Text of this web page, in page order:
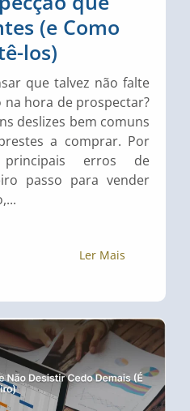
(e Como
los)
que talvez não falte
hora de prospectar?
deslizes bem comuns
a comprar. Por
erros de
passo para vender
Ler Mais